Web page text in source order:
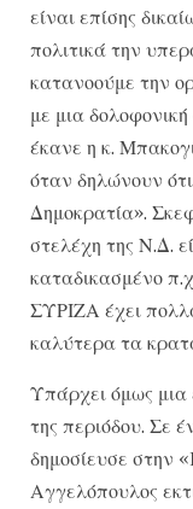
είναι επίσης
πολιτικά την
κατανοούμε την
με μια
έκανε η κ.
όταν δηλώνουν
Δημοκρατία».
στελέχη της Ν.Δ.
καταδικασμένο
ΣΥΡΙΖΑ έχει
καλύτερα τα
Υπάρχει όμως μια
της περιόδου. Σε
δημοσίευσε στην
Αγγελόπουλος